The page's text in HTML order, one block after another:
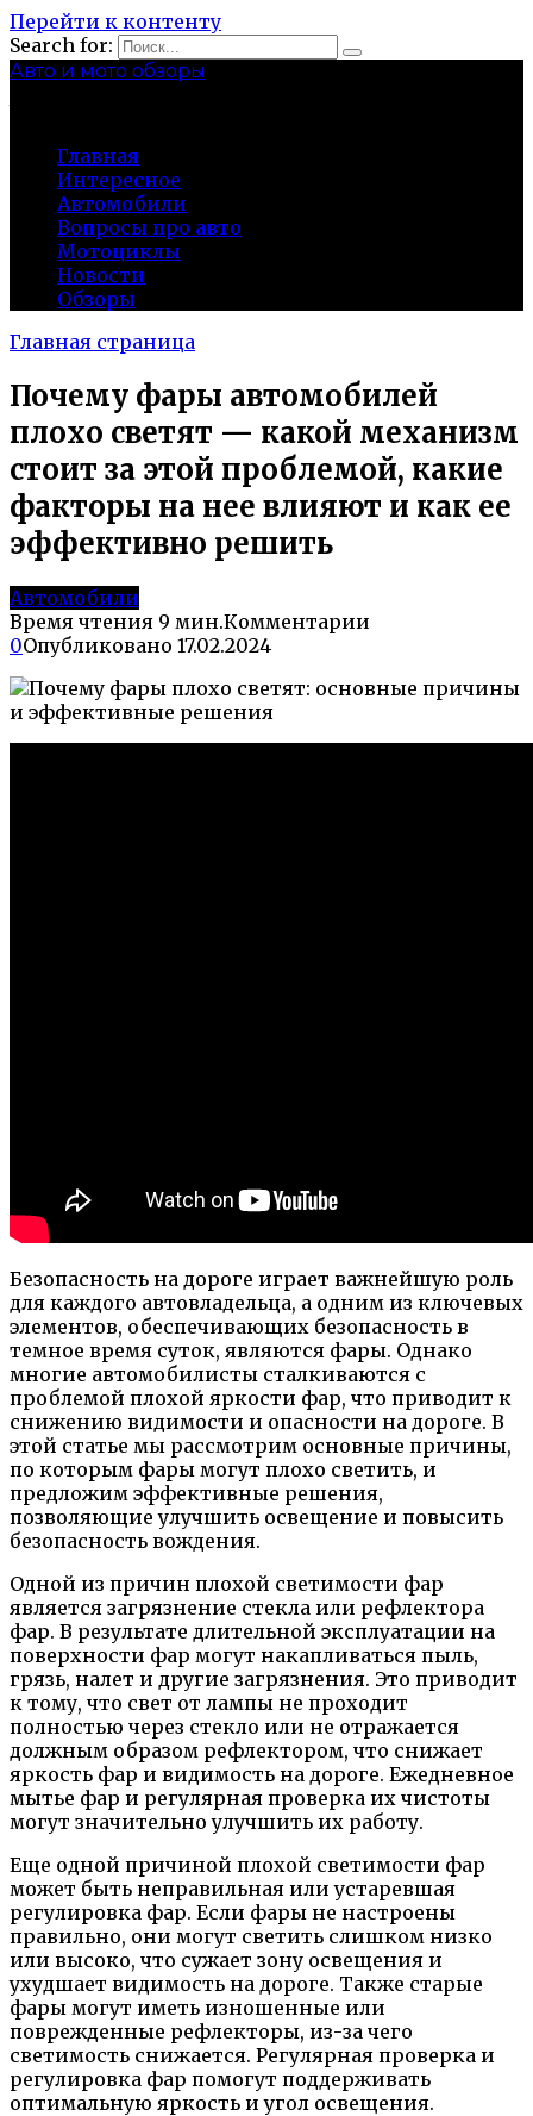
Перейти к контенту
Search for:
Авто и мото обзоры
Главная
Интересное
Автомобили
Вопросы про авто
Мотоциклы
Новости
Обзоры
Главная страница
Почему фары автомобилей
плохо светят — какой механизм
стоит за этой проблемой, какие
факторы на нее влияют и как ее
эффективно решить
Автомобили
Время чтения 9 мин.Комментарии
0Опубликовано 17.02.2024
Безопасность на дороге играет важнейшую роль
для каждого автовладельца, а одним из ключевых
элементов, обеспечивающих безопасность в
темное время суток, являются фары. Однако
многие автомобилисты сталкиваются с
проблемой плохой яркости фар, что приводит к
снижению видимости и опасности на дороге. В
этой статье мы рассмотрим основные причины,
по которым фары могут плохо светить, и
предложим эффективные решения,
позволяющие улучшить освещение и повысить
безопасность вождения.
Одной из причин плохой светимости фар
является загрязнение стекла или рефлектора
фар. В результате длительной эксплуатации на
поверхности фар могут накапливаться пыль,
грязь, налет и другие загрязнения. Это приводит
к тому, что свет от лампы не проходит
полностью через стекло или не отражается
должным образом рефлектором, что снижает
яркость фар и видимость на дороге. Ежедневное
мытье фар и регулярная проверка их чистоты
могут значительно улучшить их работу.
Еще одной причиной плохой светимости фар
может быть неправильная или устаревшая
регулировка фар. Если фары не настроены
правильно, они могут светить слишком низко
или высоко, что сужает зону освещения и
ухудшает видимость на дороге. Также старые
фары могут иметь изношенные или
поврежденные рефлекторы, из-за чего
светимость снижается. Регулярная проверка и
регулировка фар помогут поддерживать
оптимальную яркость и угол освещения.